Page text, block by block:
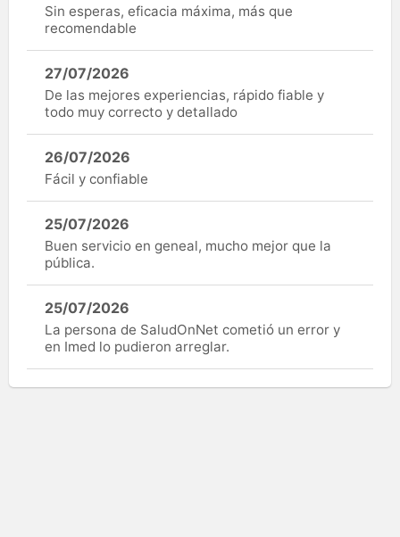
Sin esperas, eficacia máxima, más que
recomendable
27/07/2026
De las mejores experiencias, rápido fiable y
todo muy correcto y detallado
26/07/2026
Fácil y confiable
25/07/2026
Buen servicio en geneal, mucho mejor que la
pública.
25/07/2026
La persona de SaludOnNet cometió un error y
en Imed lo pudieron arreglar.